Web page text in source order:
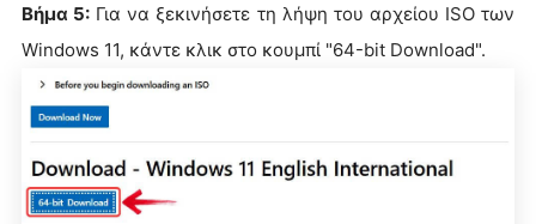
Βήμα 5: Για να ξεκινήσετε τη λήψη του αρχείου ISO των
Windows 11, κάντε κλικ στο κουμπί "64-bit Download".